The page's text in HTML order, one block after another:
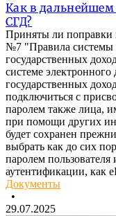
Как в
СГД?
Приняты ли
№7 "Правила системы
государственных
системе
государственных
подключиться с
паролем также лица,
при помощи других
будет сохранен
выбрать как до сих
паролем
аутентификации, как
Документы
•
29.07.2025